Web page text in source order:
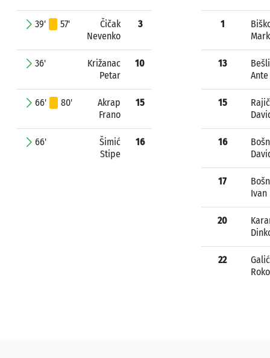
39' 57'
Čičak
Nevenko
3
36'
Križanac
Petar
10
66' 80'
Akrap
Frano
15
66'
Šimić
Stipe
16
1
13
Ante
15
Rajič
16
17
Ivan
20
22
Galić
Roko